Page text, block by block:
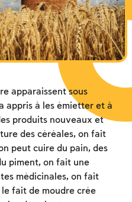
du Temple
apparaissent sous
appris à les émietter et à
produits nouveaux et
des céréales, on fait
peut cuire du pain, des
piment, on fait une
médicinales, on fait
fait de moudre crée